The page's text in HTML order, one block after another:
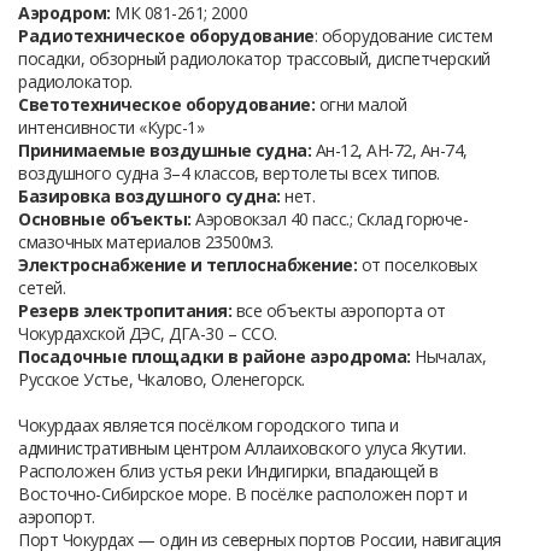
Аэродром: МК 081-261; 2000
Радиотехническое оборудование: оборудование систем
посадки, обзорный радиолокатор трассовый, диспетчерский
радиолокатор.
Светотехническое оборудование: огни малой
интенсивности «Курс-1»
Принимаемые воздушные судна: Ан-12, АН-72, Ан-74,
воздушного судна 3–4 классов, вертолеты всех типов.
Базировка воздушного судна: нет.
Основные объекты: Аэровокзал 40 пасс.; Склад горюче-
смазочных материалов 23500м3.
Электроснабжение и теплоснабжение: от поселковых
сетей.
Резерв электропитания: все объекты аэропорта от
Чокурдахской ДЭС, ДГА-30 – ССО.
Посадочные площадки в районе аэродрома: Нычалах,
Русское Устье, Чкалово, Оленегорск.
Чокурдаах является посёлком городского типа и
административным центром Аллаиховского улуса Якутии.
Расположен близ устья реки Индигирки, впадающей в
Восточно-Сибирское море. В посёлке расположен порт и
аэропорт.
Порт Чокурдах — один из северных портов России, навигация